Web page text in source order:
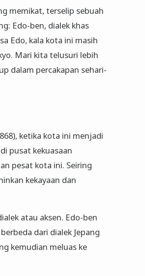
memikat, terselip sebuah
Edo-ben, dialek khas
Edo, kala kota ini masih
Mari kita telusuri lebih
dalam percakapan sehari-
ketika kota ini menjadi
pusat kekuasaan
pesat kota ini. Seiring
kekayaan dan
atau aksen. Edo-ben
dari dialek Jepang
kemudian meluas ke